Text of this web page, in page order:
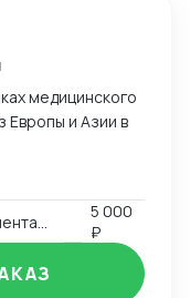
медицинского
Европы и Азии в
5 000
₽